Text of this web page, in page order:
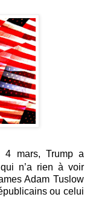
4 mars, Trump a
n’a rien à voir
Adam Tuslow
ou celui